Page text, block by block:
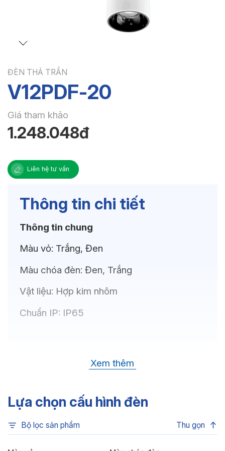
ĐÈN THẢ TRẦN
V12PDF-20
Giá tham khảo
1.248.048đ
Liên hệ tư vấn
Thông tin chi tiết
Thông tin chung
Màu vỏ: Trắng, Đen
Màu chóa đèn: Đen, Trắng
Vật liệu: Hợp kim nhôm
Chuẩn IP: IP65
CREE(USA)
Nhiệt độ màu:4000K, 6500K, 3500K,
3000K
Chỉ số hoàn màu:
Xem thêm
Lựa chọn cấu hình đèn
Bộ lọc sản phẩm Thu gọn